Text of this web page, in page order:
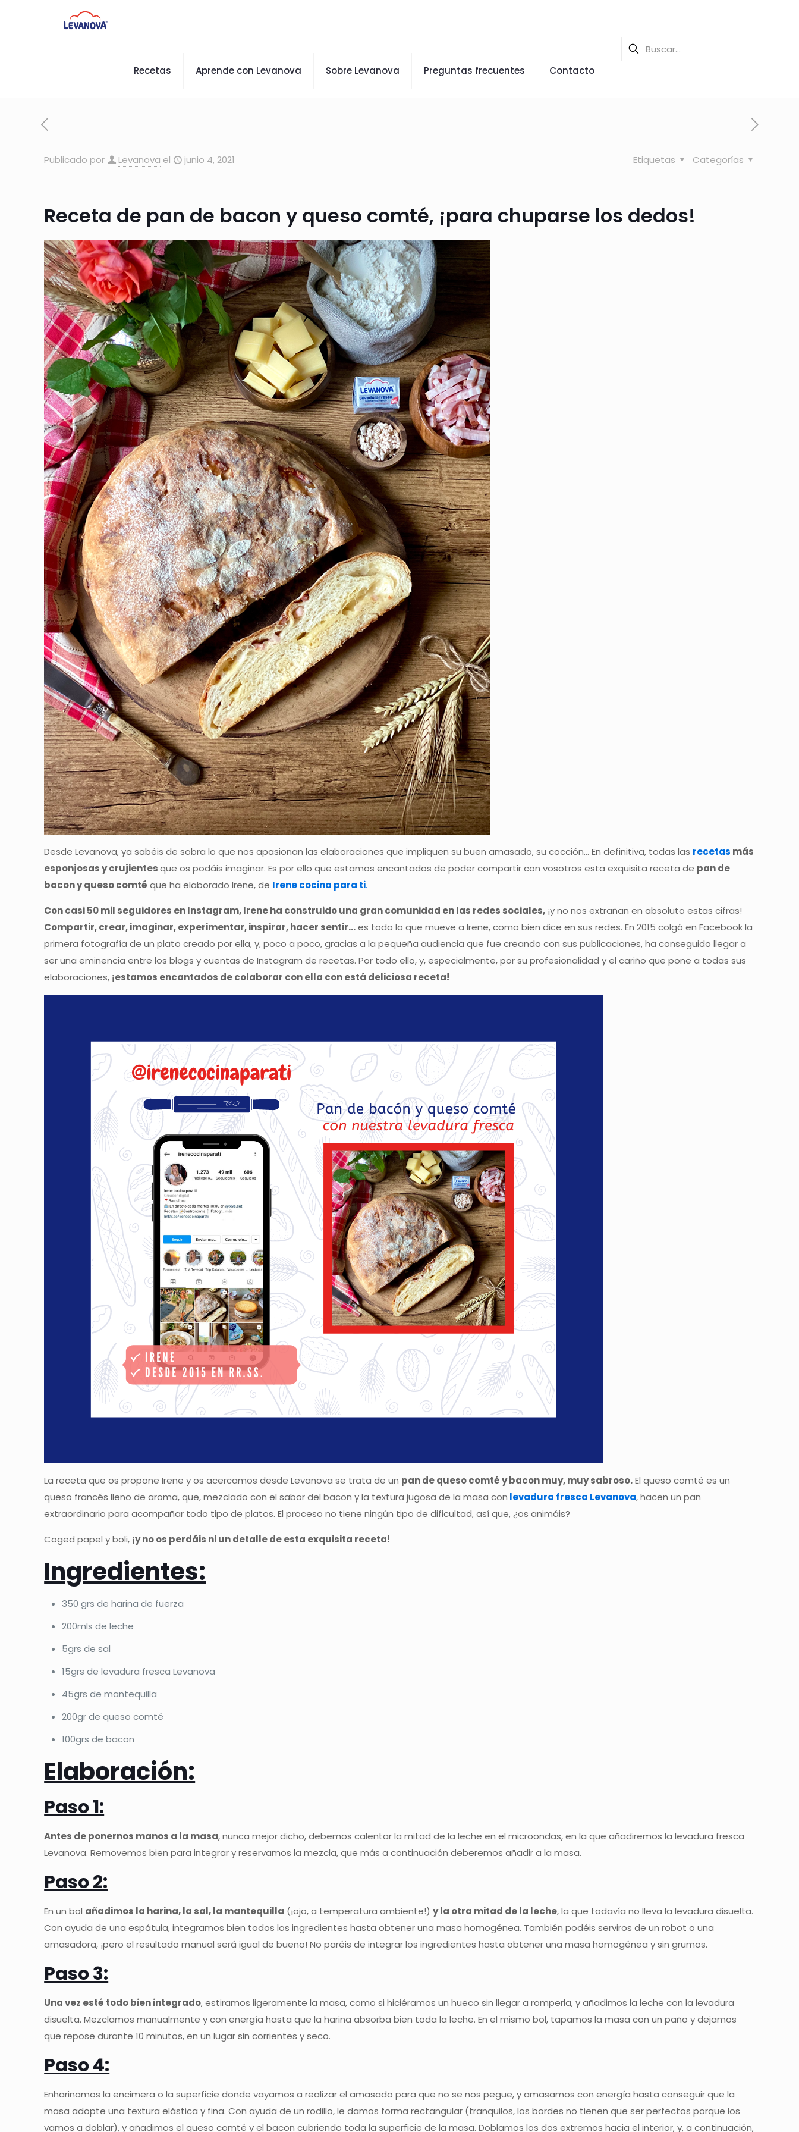
Recetas Aprende con Levanova Sobre Levanova Preguntas frecuentes Contacto
Publicado por Levanova el junio 4, 2021 Categorías
Etiquetas
Receta de pan de bacon y queso comté, ¡para chuparse los dedos!
Desde Levanova, ya sabéis de sobra lo que nos apasionan las elaboraciones que impliquen su buen amasado, su cocción… En definitiva, todas las recetas más
esponjosas y crujientesque os podáis imaginar. Es por ello que estamos encantados de poder compartir con vosotros esta exquisita receta de pan de
bacon y queso comté que ha elaborado Irene, de Irene cocina para ti.
Con casi 50 mil seguidores en Instagram, Irene ha construido una gran comunidad en las redes sociales, ¡y no nos extrañan en absoluto estas cifras!
Compartir, crear, imaginar, experimentar, inspirar, hacer sentir…es todo lo que mueve a Irene, como bien dice en sus redes. En 2015 colgó en Facebook la
primera fotografía de un plato creado por ella, y, poco a poco, gracias a la pequeña audiencia que fue creando con sus publicaciones, ha conseguido llegar a
ser una eminencia entre los blogs y cuentas de Instagram de recetas. Por todo ello, y, especialmente, por su profesionalidad y el cariño que pone a todas sus
elaboraciones, ¡estamos encantados de colaborar con ella con está deliciosa receta!
La receta que os propone Irene y os acercamos desde Levanova se trata de un pan de queso comté y bacon muy, muy sabroso.El queso comté es un
queso francés lleno de aroma, que, mezclado con el sabor del bacon y la textura jugosa de la masa con levadura fresca Levanova, hacen un pan
extraordinario para acompañar todo tipo de platos. El proceso no tiene ningún tipo de dificultad, así que, ¿os animáis?
Coged papel y boli, ¡y no os perdáis ni un detalle de esta exquisita receta!
Ingredientes:
350 grs de harina de fuerza
200mls de leche
5grs de sal
15grs de levadura fresca Levanova
45grs de mantequilla
200gr de queso comté
100grs de bacon
Elaboración:
Paso 1:
Antes de ponernos manos a la masa, nunca mejor dicho, debemos calentar la mitad de la leche en el microondas, en la que añadiremos la levadura fresca
Levanova. Removemos bien para integrar y reservamos la mezcla, que más a continuación deberemos añadir a la masa.
Paso 2:
En un bol añadimos la harina, la sal, la mantequilla (¡ojo, a temperatura ambiente!)y la otra mitad de la leche, la que todavía no lleva la levadura disuelta.
Con ayuda de una espátula, integramos bien todos los ingredientes hasta obtener una masa homogénea. También podéis serviros de un robot o una
amasadora, ¡pero el resultado manual será igual de bueno! No paréis de integrar los ingredientes hasta obtener una masa homogénea y sin grumos.
Paso 3:
Una vez esté todo bien integrado, estiramos ligeramente la masa, como si hiciéramos un hueco sin llegar a romperla, y añadimos la leche con la levadura
disuelta. Mezclamos manualmente y con energía hasta que la harina absorba bien toda la leche. En el mismo bol, tapamos la masa con un paño y dejamos
que repose durante 10 minutos, en un lugar sin corrientes y seco.
Paso 4:
Enharinamos la encimera o la superficie donde vayamos a realizar el amasado para que no se nos pegue, y amasamos con energía hasta conseguir que la
masa adopte una textura elástica y fina. Con ayuda de un rodillo, le damos forma rectangular (tranquilos, los bordes no tienen que ser perfectos porque los
vamos a doblar), y añadimos el queso comté y el bacon cubriendo toda la superficie de la masa. Doblamos los dos extremos hacia el interior, y, a continuación,